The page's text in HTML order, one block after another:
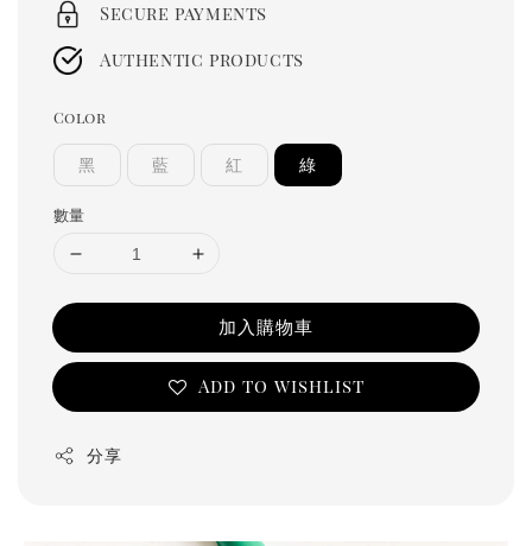
Secure payments
Authentic products
Color
黑 藍 紅 綠
數量
加入購物車
Add to wishlist
分享